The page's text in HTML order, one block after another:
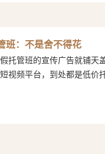
班：不是舍不得花
班的宣传广告就铺天
视频平台，到处都是低价